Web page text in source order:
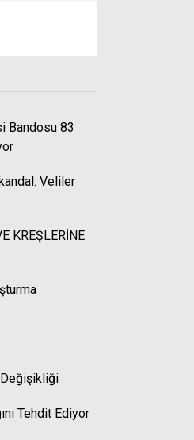
Bandosu 83
Veliler
KREŞLERİNE
Değişikliği
Tehdit Ediyor